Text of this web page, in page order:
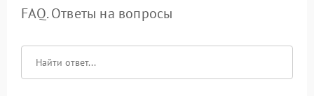
FAQ. Ответы на вопросы